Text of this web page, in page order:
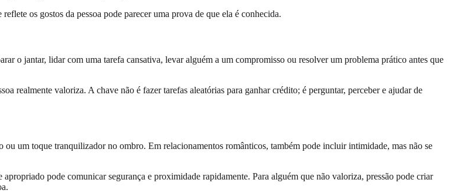
os gostos da pessoa pode parecer uma prova de que ela é conhecida.
o jantar, lidar com uma tarefa cansativa, levar alguém a um compromisso ou resolver um problema prático antes que
realmente valoriza. A chave não é fazer tarefas aleatórias para ganhar crédito; é perguntar, perceber e ajudar de
um toque tranquilizador no ombro. Em relacionamentos românticos, também pode incluir intimidade, mas não se
pode comunicar segurança e proximidade rapidamente. Para alguém que não valoriza, pressão pode criar